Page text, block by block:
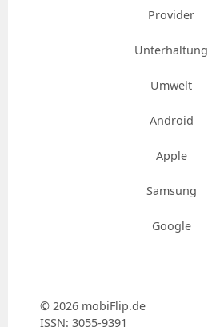
Provider
Unterhaltung
Umwelt
Android
Apple
Samsung
Google
© 2026 mobiFlip.de
ISSN: 3055-9391